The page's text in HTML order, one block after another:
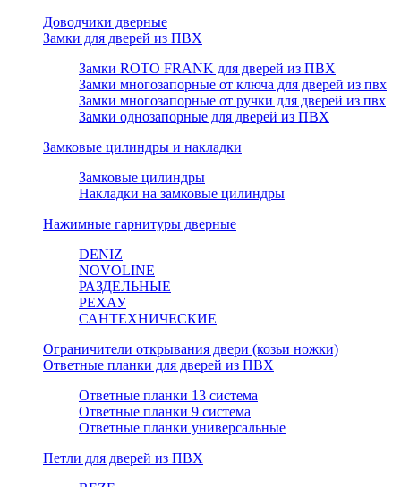
Доводчики дверные
Замки для дверей из ПВХ
Замки ROTO FRANK для дверей из ПВХ
Замки многозапорные от ключа для дверей из пвх
Замки многозапорные от ручки для дверей из пвх
Замки однозапорные для дверей из ПВХ
Замковые цилиндры и накладки
Замковые цилиндры
Накладки на замковые цилиндры
Нажимные гарнитуры дверные
DENIZ
NOVOLINE
РАЗДЕЛЬНЫЕ
РЕХАУ
САНТЕХНИЧЕСКИЕ
Ограничители открывания двери (козьи ножки)
Ответные планки для дверей из ПВХ
Ответные планки 13 система
Ответные планки 9 система
Ответные планки универсальные
Петли для дверей из ПВХ